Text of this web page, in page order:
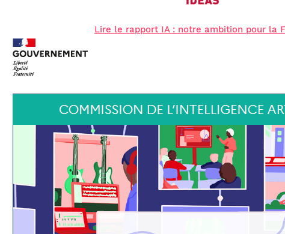
Lire le rapport IA : notre ambition pour la